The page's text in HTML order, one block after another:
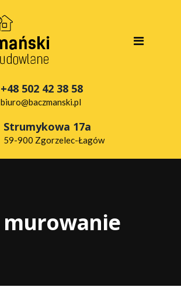
+48 502 42 38 58
biuro@baczmanski.pl
Strumykowa 17a
59-900 Zgorzelec-Łagów
murowanie